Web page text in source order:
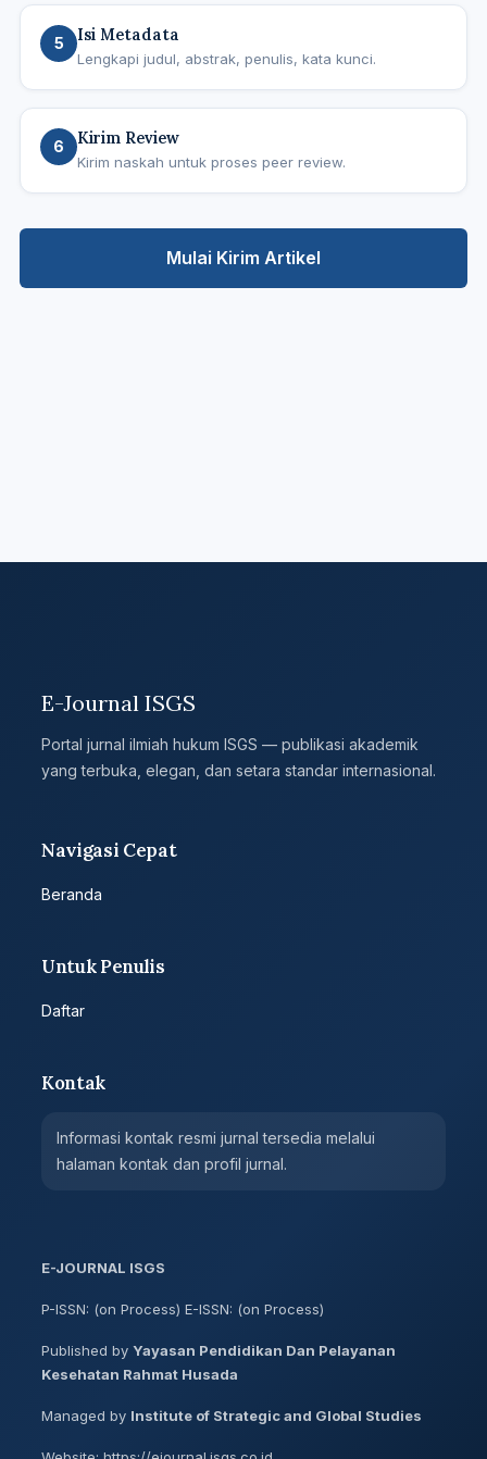
5 Isi Metadata
Lengkapi judul, abstrak, penulis, kata kunci.
6 Kirim Review
Kirim naskah untuk proses peer review.
Mulai Kirim Artikel
E-Journal ISGS
Portal jurnal ilmiah hukum ISGS — publikasi akademik
yang terbuka, elegan, dan setara standar internasional.
Navigasi Cepat
Beranda
Untuk Penulis
Daftar
Kontak
Informasi kontak resmi jurnal tersedia melalui
halaman kontak dan profil jurnal.
E-JOURNAL ISGS
P-ISSN: (on Process) E-ISSN: (on Process)
Published by Yayasan Pendidikan Dan Pelayanan
Kesehatan Rahmat Husada
Managed by Institute of Strategic and Global Studies